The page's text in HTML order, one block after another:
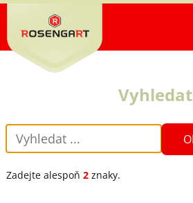
Vyhledat
Zadejte alespoň 2znaky.